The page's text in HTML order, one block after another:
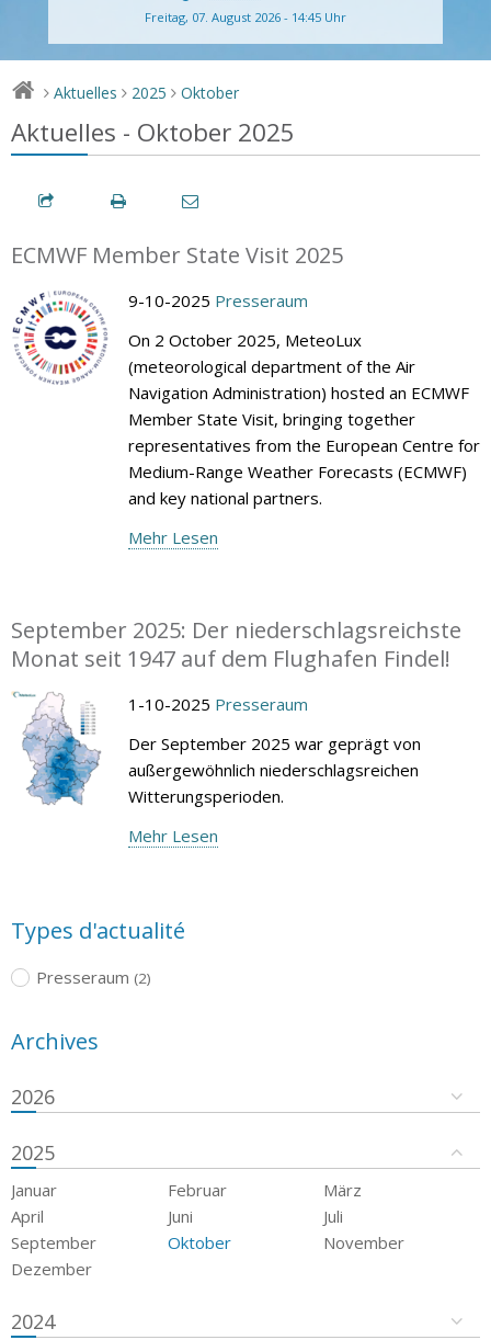
Freitag, 07. August 2026 - 14:45 Uhr
> Aktuelles > 2025 > Oktober
Aktuelles - Oktober 2025
ECMWF Member State Visit 2025
9-10-2025 Presseraum
On 2 October 2025, MeteoLux
(meteorological department of the Air
Navigation Administration) hosted an ECMWF
Member State Visit, bringing together
representatives from the European Centre for
Medium-Range Weather Forecasts (ECMWF)
and key national partners.
Mehr Lesen
September 2025: Der niederschlagsreichste
Monat seit 1947 auf dem Flughafen Findel!
1-10-2025 Presseraum
Der September 2025 war geprägt von
außergewöhnlich niederschlagsreichen
Witterungsperioden.
Mehr Lesen
Types d'actualité
Presseraum (2)
Archives
2026
2025
Januar Februar
März
April
Juni
Juli
September
Oktober
November
Dezember
2024